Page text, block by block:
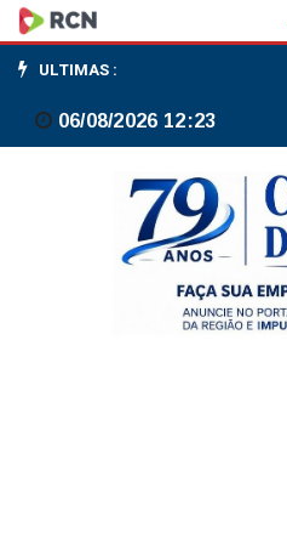
Dirigente
do
Fed
política
monetária
ULTIMAS :
06/08/2026 12:23